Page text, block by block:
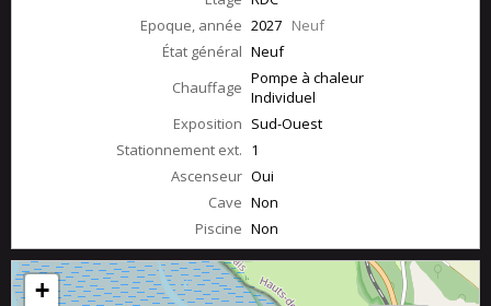
Epoque, année 2027 Neuf
État général Neuf
Chauffage Pompe à chaleur
Individuel
Exposition Sud-Ouest
Stationnement ext. 1
Ascenseur Oui
Cave Non
Piscine Non
+